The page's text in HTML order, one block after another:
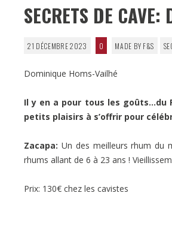
SECRETS DE
21 DÉCEMBRE 2023 0 MADE BY F&S
Dominique Homs-Vailhé
Il y en a pour tous les goûts…du
petits plaisirs à s’offrir pour
Zacapa: Un des meilleurs rhum du
rhums allant de 6 à 23 ans !
Prix: 130€ chez les cavistes